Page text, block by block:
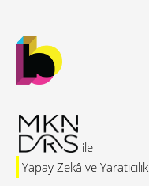
Yapay Zekâ ve Yaratıcılık